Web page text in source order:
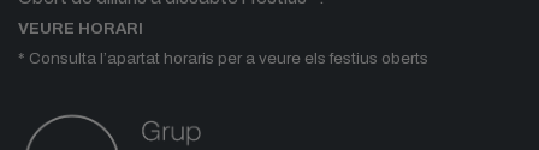
VEURE HORARI
* Consulta l’apartat horaris per a veure els festius oberts